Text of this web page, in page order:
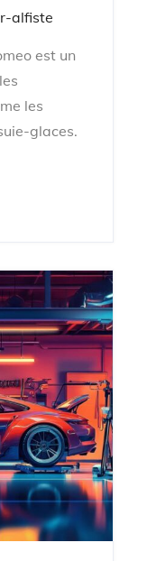
alfiste
est un
les
glaces.